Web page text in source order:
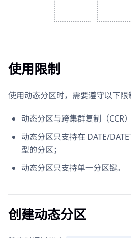
使用限制
使用动态分区时，需要遵守以下限
动态分区与跨集群复制（CCR
动态分区只支持在 DATE/
型的分区；
动态分区只支持单一分区键。
创建动态分区